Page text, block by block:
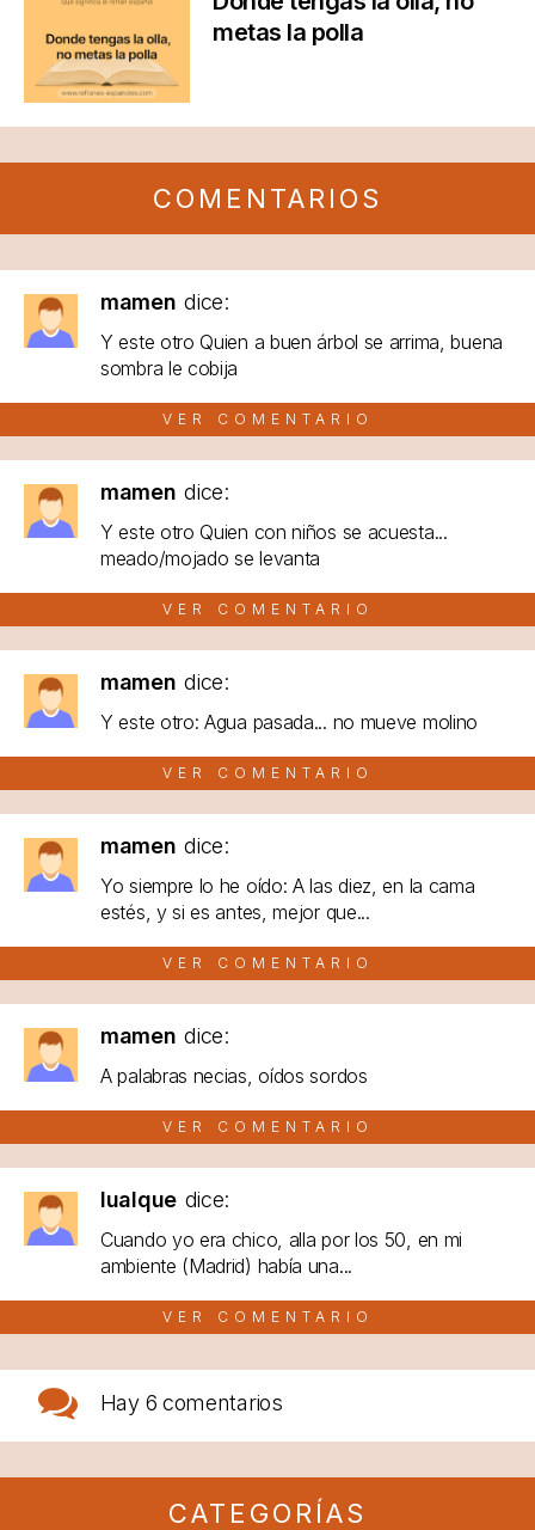
metas la polla
COMENTARIOS
mamen dice:
Y este otro Quien a buen árbol se arrima, buena
sombra le cobija
VER COMENTARIO
mamen dice:
Y este otro Quien con niños se acuesta...
meado/mojado se levanta
VER COMENTARIO
mamen dice:
Y este otro: Agua pasada... no mueve molino
VER COMENTARIO
mamen dice:
Yo siempre lo he oído: A las diez, en la cama
estés, y si es antes, mejor que...
VER COMENTARIO
mamen dice:
A palabras necias, oídos sordos
VER COMENTARIO
lualque dice:
Cuando yo era chico, alla por los 50, en mi
ambiente (Madrid) había una...
VER COMENTARIO
Hay 6 comentarios
CATEGORÍAS